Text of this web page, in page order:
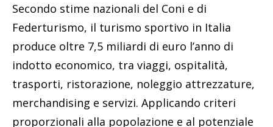
Secondo stime nazionali del Coni e di
Federturismo, il turismo sportivo in Italia
produce oltre 7,5 miliardi di euro l’anno di
indotto economico, tra viaggi, ospitalità,
trasporti, ristorazione, noleggio attrezzature,
merchandising e servizi. Applicando criteri
proporzionali alla popolazione e al potenziale